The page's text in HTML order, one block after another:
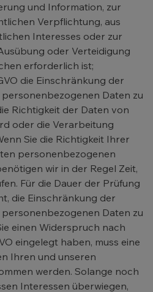
und Information, zur
Verpflichtung, aus
Interesses oder zur
oder Verteidigung
erforderlich ist;
die Einschränkung der
Daten zu
Richtigkeit der Daten von
oder die Verarbeitung
Sie die Richtigkeit Ihrer
personenbezogenen
wir in der Regel Zeit,
Für die Dauer der Prüfung
die Einschränkung der
Daten zu
einen Widerspruch nach
eingelegt haben, muss eine
Ihren und unseren
werden. Solange noch
Interessen überwiegen,